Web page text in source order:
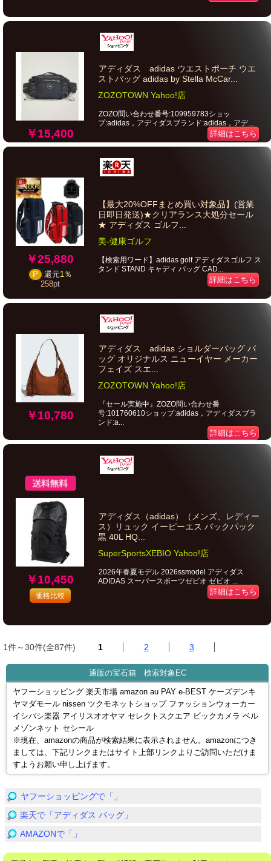
￥15,400
アディダス adidas ウエストポーチ ウエ
ストバッグ adidas by Stella McCar...
ZOZOTOWN Yahoo!店
ZOZO問い合わせ番号:109959783ショッ
プ:adidas，アディダスブランド:adidas，アデ...
詳細はこちら
￥25,880
P 還元1％
258pt
【最大20%OFFまとめ買い対象品】(営業
日即日発送)★クリアランス大処分セール
★ アディダス ゴルフ...
美-健康ゴルフ
【検索用ワード】adidas golf アディダスゴルフ ス
タンド STAND キャディ バッグ CAD...
詳細はこちら
￥10,780
アディダス adidas ショルダーバッグ バ
ッグ オリジナルス ニューイヤー メーカー
フェイズ スエ...
ZOZOTOWN Yahoo!店
『セール実施中』ZOZO問い合わせ番
号:101760610ショップ:adidas，アディダスブラ
ンド:a...
詳細はこちら
￥10,450
価格比較
アディダス（adidas）（メンズ、レディー
ス）リュック イーピーエス バックパック
黒 40L HQ...
SuperSportsXEBIO Yahoo!店
2026年春夏モデル 2026ssmodel アディダス
ADIDAS スーパースポーツゼビオ ゼビオ ...
詳細はこちら
1件～30件(全87件) 1 2 3
通販の宝石箱 検索対象EC
ヤフーショッピング 楽天市場 amazon au PAY e-BEST ケーズデンキ
ヤマダモール nissen ツクモネットショップ ファッションウォーカー
イシバシ楽器 アイリスオオヤマ セレクトスクエア ビックカメラ ベル
メゾンネット セシール
※現在、amazonの商品が検索結果に表示されません。amazonにつき
ましては、下記リンクまたはサイト上部リンクよりご訪問いただけま
すようお願い申し上げます。
ヤフーショッピングで「」
楽天で「アディダス バッグ」
AMAZONで「」